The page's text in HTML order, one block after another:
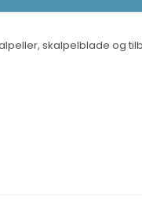
skalpelblade og